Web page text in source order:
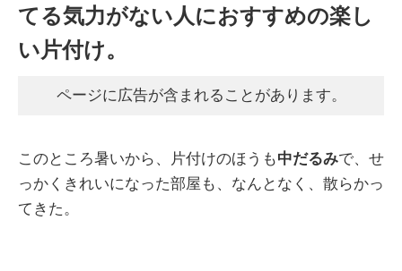
てる気力がない人におすすめの楽し
い片付け。
ページに広告が含まれることがあります。
このところ暑いから、片付けのほうも中だるみで、せ
っかくきれいになった部屋も、なんとなく、散らかっ
てきた。